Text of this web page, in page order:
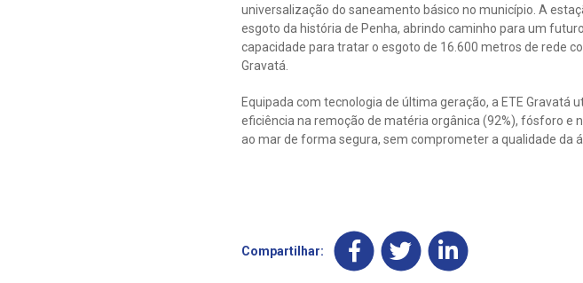
universalização do saneamento básico no município. A
esgoto da história de Penha, abrindo caminho para um
capacidade para tratar o esgoto de 16.600 metros de rede
Gravatá.
Equipada com tecnologia de última geração, a ETE Gravatá
eficiência na remoção de matéria orgânica (92%), fósforo e
ao mar de forma segura, sem comprometer a qualidade da
Compartilhar: